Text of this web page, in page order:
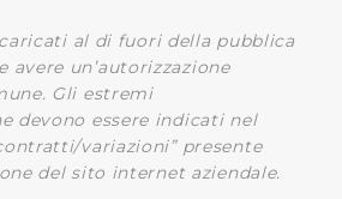
al di fuori della pubblica
avere un’autorizzazione
Gli estremi
devono essere indicati nel
variazioni” presente
del sito internet aziendale.